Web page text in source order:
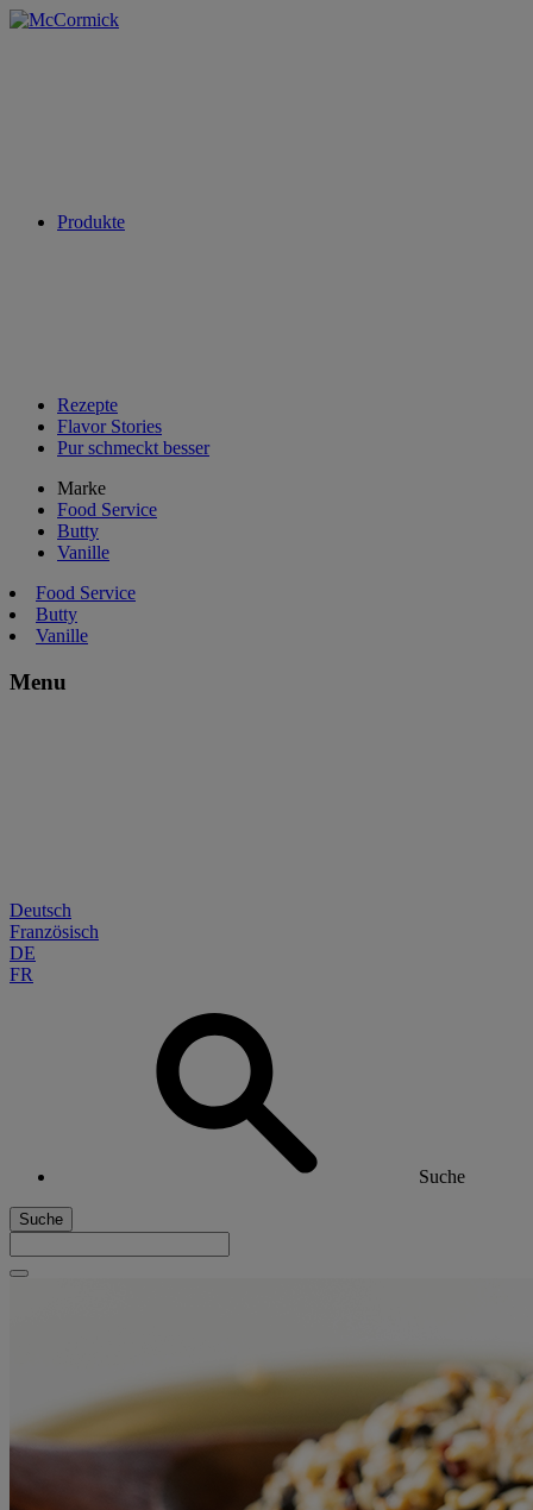
Produkte
Rezepte
Flavor Stories
Pur schmeckt besser
Marke
Food Service
Butty
Vanille
Food Service
Butty
Vanille
Menu
Deutsch
Französisch
DE
FR
Suche
Suche